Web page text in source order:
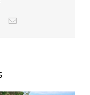
WhatsApp
Correo